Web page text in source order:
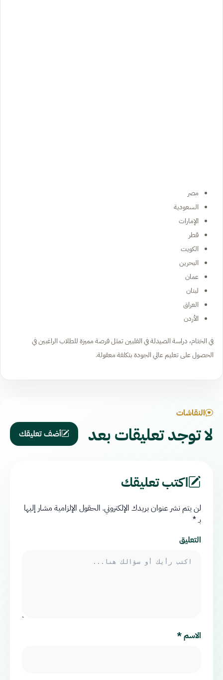
مصر
السعودية
الإمارات
قطر
الكويت
البحرين
عمان
لبنان
العراق
الأردن
في الختام، دراسة الصيدلة في الفلبين تمثل فرصة مميزة للطلاب الراغبين في
الحصول على تعليم عالي الجودة بتكلفة معقولة.
النقاشات
لا توجد تعليقات بعد أضف تعليقك
اكتب تعليقك
لن يتم نشر عنوان بريدك الإلكتروني. الحقول الإلزامية مشار إليها
بـ*
التعليق
الاسم*